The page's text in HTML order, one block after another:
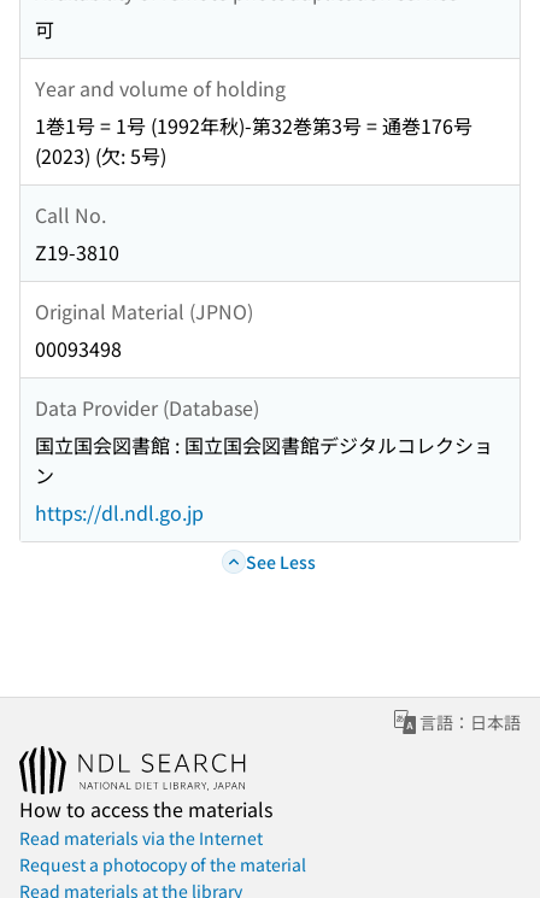
可
Year and volume of holding
1巻1号 = 1号 (1992年秋)-第32巻第3号 = 通巻176号
(2023) (欠: 5号)
Call No.
Z19-3810
Original Material (JPNO)
00093498
Data Provider (Database)
国立国会図書館 : 国立国会図書館デジタルコレクショ
ン
https://dl.ndl.go.jp
See Less
言語：日本語
How to access the materials
Read materials via the Internet
Request a photocopy of the material
Read materials at the library